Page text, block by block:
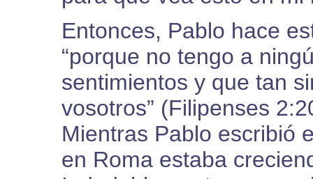
Entonces, Pablo hace
“porque no tengo a
sentimientos y que tan
vosotros” (Filipenses
Mientras Pablo escribió
en Roma estaba